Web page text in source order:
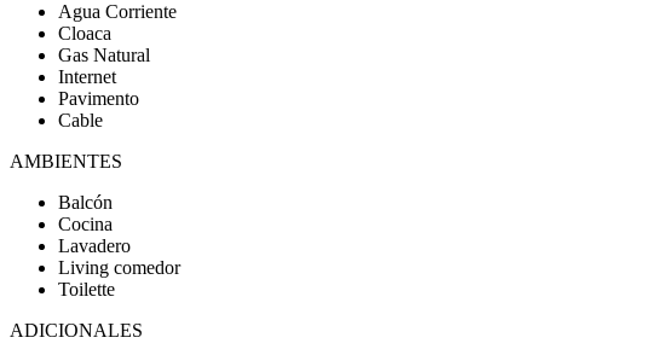
Agua Corriente
Cloaca
Gas Natural
Internet
Pavimento
Cable
AMBIENTES
Balcón
Cocina
Lavadero
Living comedor
Toilette
ADICIONALES